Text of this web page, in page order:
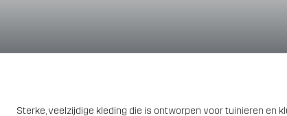
Sterke, veelzijdige kleding die is ontworpen voor tuinieren